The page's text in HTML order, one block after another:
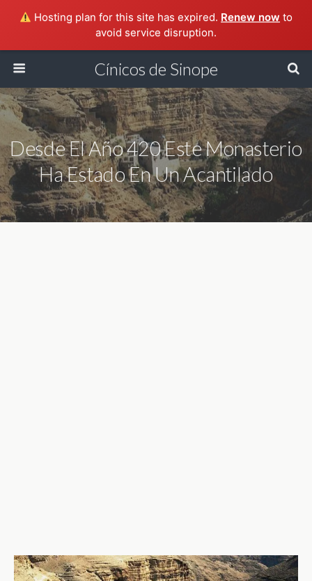
Hosting plan for this site has expired. Renew now to
avoid service disruption.
Cínicos de Sinope
Desde El Año 420 Este Monasterio
Ha Estado En Un Acantilado